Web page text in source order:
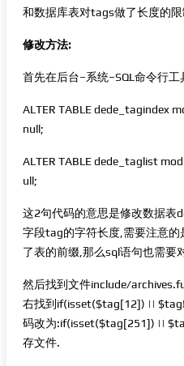
和数据库表对tags做了长度的限
修改方法:
首先在后台–系统–SQL命令行
ALTER TABLE dede_tagindex
null;
ALTER TABLE dede_taglist
ull;
这2句代码的意思是修改数据表
字段tag的字符长度,需要注意
了表的前缀,那么sql语句也需要
然后找到文件include/
右找到if(isset($tag[12]) ||
码改为:if(isset($tag[251]) ||
存文件.